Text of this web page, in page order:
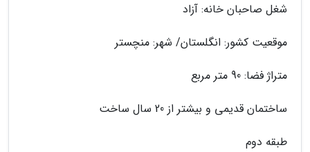
شغل صاحبان خانه: آزاد
موقعیت کشور: انگلستان/ شهر: منچستر
متراژ فضا: 90 متر مربع
ساختمان قدیمی و بیشتر از 20 سال ساخت
طبقه دوم